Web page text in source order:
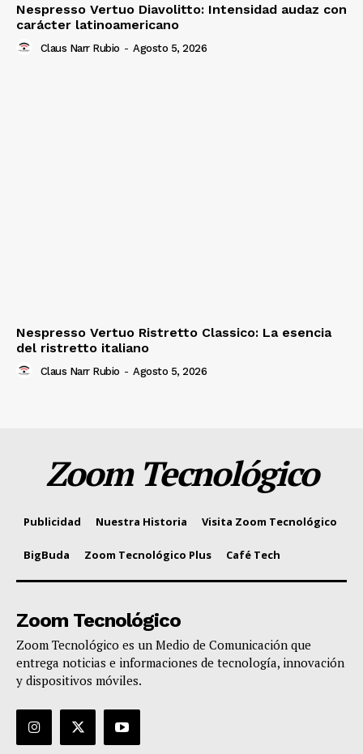
Nespresso Vertuo Diavolitto: Intensidad audaz con
carácter latinoamericano
Claus Narr Rubio - Agosto 5, 2026
Nespresso Vertuo Ristretto Classico: La esencia
del ristretto italiano
Claus Narr Rubio - Agosto 5, 2026
Zoom Tecnológico
Publicidad Nuestra Historia Visita Zoom Tecnológico
BigBuda Zoom Tecnológico Plus Café Tech
Zoom Tecnológico
Zoom Tecnológico es un Medio de Comunicación que
entrega noticias e informaciones de tecnología, innovación
y dispositivos móviles.